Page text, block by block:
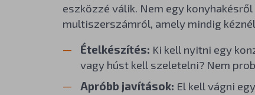
eszközzé válik. Nem egy
multiszerszámról, amely mindig kéznél
Ételkészítés: Ki kell nyitni egy
vagy húst kell szeletelni? Nem
Apróbb javítások: El kell vágni